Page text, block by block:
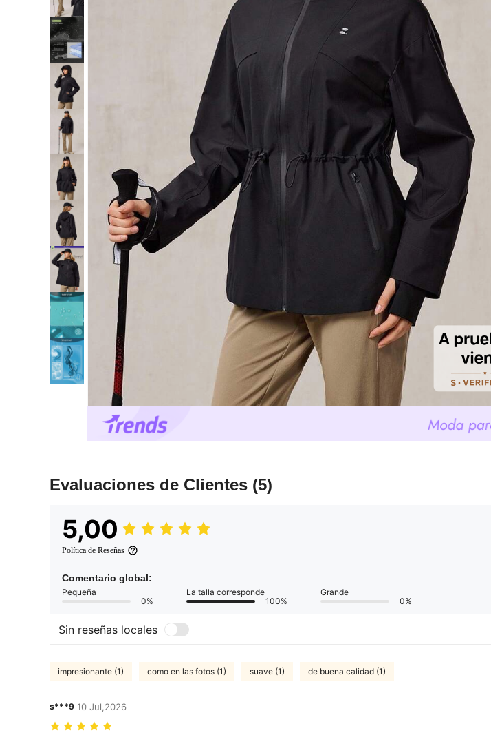
Evaluaciones de Clientes (5)
5,00
Política de Reseñas
Comentario global:
Pequeña
0%
La talla corresponde
100%
Grande
0%
Sin reseñas locales
impresionante (1) como en las fotos (1) suave (1) de buena calidad (1)
s***9 10 Jul,2026